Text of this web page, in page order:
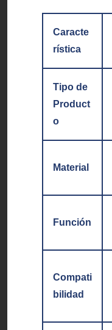
Caracte
rística
Tipo de
Product
o
Material
Función
Compati
bilidad